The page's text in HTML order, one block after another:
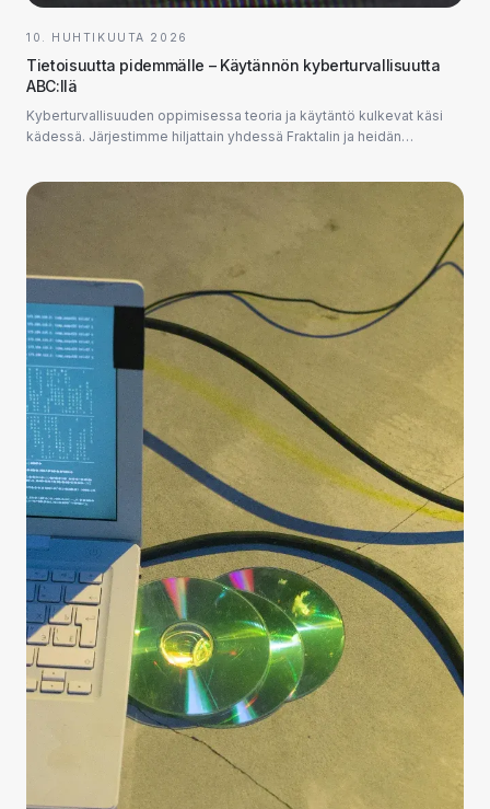
10. HUHTIKUUTA 2026
Tietoisuutta pidemmälle – Käytännön kyberturvallisuutta
ABC:llä
Kyberturvallisuuden oppimisessa teoria ja käytäntö kulkevat käsi
kädessä. Järjestimme hiljattain yhdessä Fraktalin ja heidän